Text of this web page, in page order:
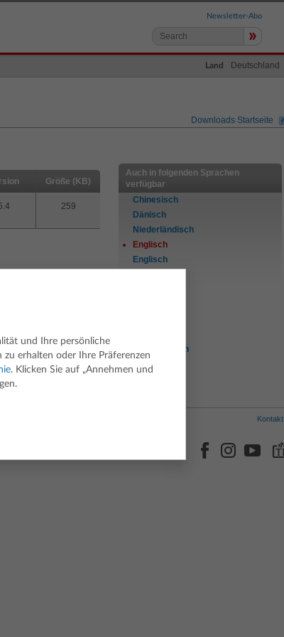
Newsletter-Abo
»
Land Deutschland
Downloads Startseite
Größe (KB)
259
Auch in folgenden Sprachen
verfügbar
Chinesisch
Dänisch
Niederländisch
Englisch
Englisch
Portugiesisch
Spanisch
Kontakt
und Ihre persönliche
erhalten oder Ihre Präferenzen
. Klicken Sie auf „Annehmen und